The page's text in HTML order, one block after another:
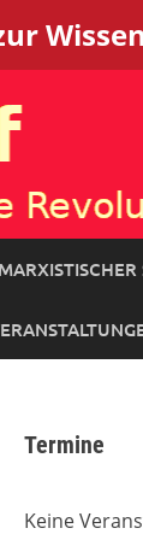
Termine
Keine